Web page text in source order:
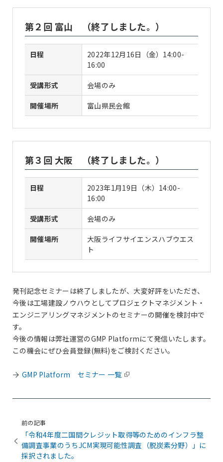
第２回 富山 （終了しました。）
日程
2022年12月16日（金）14:00-
16:00
受講形式 会場のみ
開催場所 富山県民会館
第３回 大阪 （終了しました。）
日程
2023年1月19日（木）14:00-
16:00
受講形式 会場のみ
開催場所
大阪ライフサイエンスハブウエス
ト
発刊記念セミナーは終了しましたが、大変好評をいただき、
今後は工場建設ノウハウとしてプロジェクトマネジメント・
エンジニアリングマネジメントのセミナーの開催を検討中で
す。
今後の情報は弊社運営のGMP Platformにて発信いたします。
この機会にぜひ会員登録(無料)をご検討ください。
GMP Platform セミナー 一覧
前の記事
「令和4年度二国間クレジット取得等のためのインフラ整
備調査事業のうちJCM実現可能性調査（脱炭素分野）」に
採択されました。